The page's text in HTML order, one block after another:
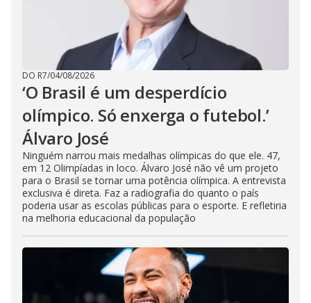
DO R7/04/08/2026
‘O Brasil é um desperdício
olímpico. Só enxerga o futebol.’
Álvaro José
Ninguém narrou mais medalhas olímpicas do que ele. 47,
em 12 Olimpíadas in loco. Álvaro José não vê um projeto
para o Brasil se tornar uma potência olímpica. A entrevista
exclusiva é direta. Faz a radiografia do quanto o país
poderia usar as escolas públicas para o esporte. E refletiria
na melhoria educacional da população